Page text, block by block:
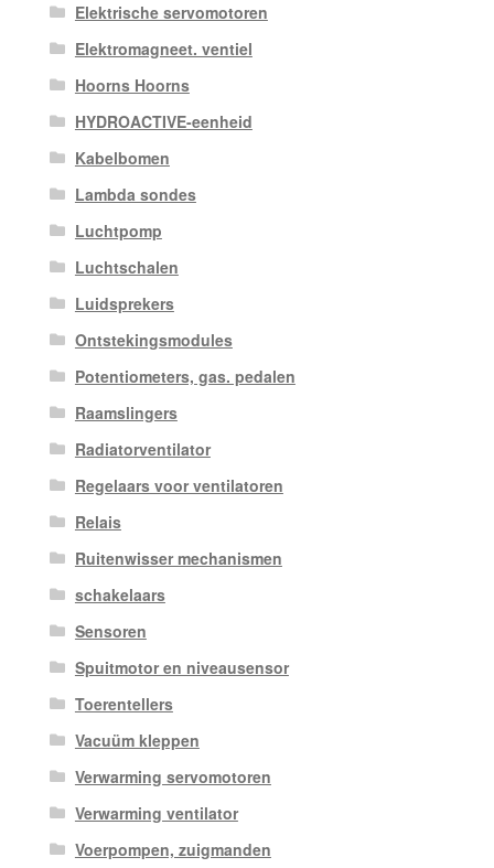
Elektrische servomotoren
Elektromagneet. ventiel
Hoorns Hoorns
HYDROACTIVE-eenheid
Kabelbomen
Lambda sondes
Luchtpomp
Luchtschalen
Luidsprekers
Ontstekingsmodules
Potentiometers, gas. pedalen
Raamslingers
Radiatorventilator
Regelaars voor ventilatoren
Relais
Ruitenwisser mechanismen
schakelaars
Sensoren
Spuitmotor en niveausensor
Toerentellers
Vacuüm kleppen
Verwarming servomotoren
Verwarming ventilator
Voerpompen, zuigmanden